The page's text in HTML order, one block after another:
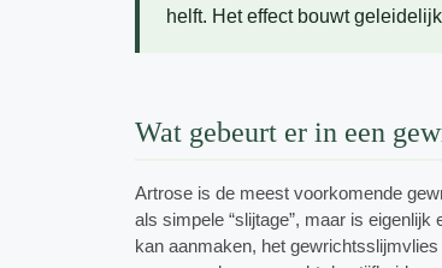
helft. Het effect bouwt
Wat gebeurt er in een
Artrose is de meest voorkomende
als simpele “slijtage”, maar is
kan aanmaken, het